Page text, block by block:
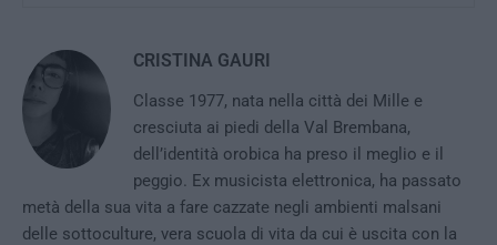
CRISTINA GAURI
Classe 1977, nata nella città dei Mille e
cresciuta ai piedi della Val Brembana,
dell’identità orobica ha preso il meglio e il
peggio. Ex musicista elettronica, ha passato
metà della sua vita a fare cazzate negli ambienti malsani
delle sottoculture, vera scuola di vita da cui è uscita con la